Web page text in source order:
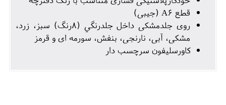
قطع A6 (جيبی)
روی جلدمشكی داخل جلدرنگي (٨رنگ) سبز، زرد،
مشکی، آبی، نارنجی، بنفش، سورمه ای و قرمز
كاورسليفون سرچسب دار